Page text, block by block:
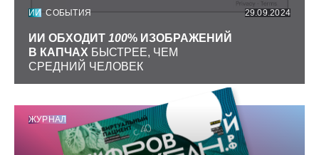
ИИ СОБЫТИЯ 29.09.2024
ИИ ОБХОДИТ 100% ИЗОБРАЖЕНИЙ
В КАПЧАХ БЫСТРЕЕ, ЧЕМ
СРЕДНИЙ ЧЕЛОВЕК
ЖУРНАЛ